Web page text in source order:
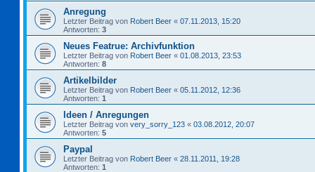
Anregung
Letzter Beitrag von Robert Beer « 07.11.2013, 15:20
Antworten: 3
Neues Featrue: Archivfunktion
Letzter Beitrag von Robert Beer « 01.08.2013, 23:53
Antworten: 8
Artikelbilder
Letzter Beitrag von Robert Beer « 05.11.2012, 12:36
Antworten: 1
Ideen / Anregungen
Letzter Beitrag von very_sorry_123 « 03.08.2012, 20:07
Antworten: 5
Paypal
Letzter Beitrag von Robert Beer « 28.11.2011, 19:28
Antworten: 1